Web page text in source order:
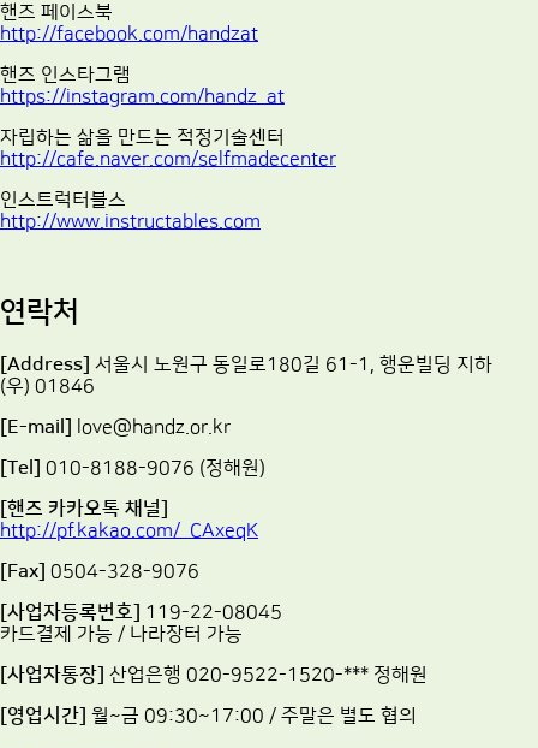
핸즈 페이스북
http://facebook.com/handzat
핸즈 인스타그램
https://instagram.com/handz_at
자립하는 삶을 만드는 적정기술센터
http://cafe.naver.com/selfmadecenter
인스트럭터블스
http://www.instructables.com
연락처
[Address] 서울시 노원구 동일로180길 61-1, 행운빌딩 지하
(우) 01846
[E-mail] love@handz.or.kr
[Tel] 010-8188-9076 (정해원)
[핸즈 카카오톡 채널]
http://pf.kakao.com/_CAxeqK
[Fax] 0504-328-9076
[사업자등록번호] 119-22-08045
카드결제 가능 / 나라장터 가능
[사업자통장] 산업은행 020-9522-1520-*** 정해원
[영업시간] 월~금 09:30~17:00 / 주말은 별도 협의